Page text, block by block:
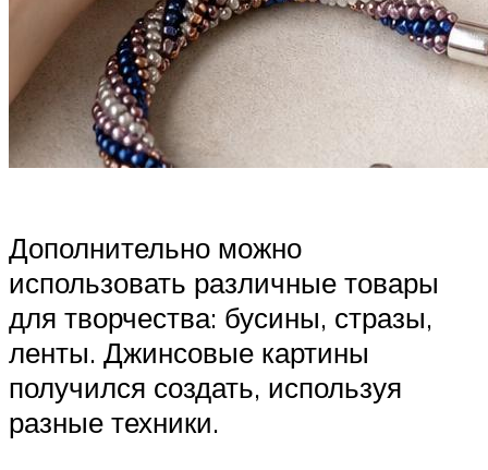
Дополнительно можно
использовать различные товары
для творчества: бусины, стразы,
ленты. Джинсовые картины
получился создать, используя
разные техники.